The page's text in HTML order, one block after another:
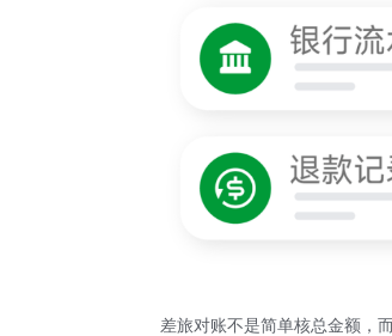
差旅对账不是简单核总金额，